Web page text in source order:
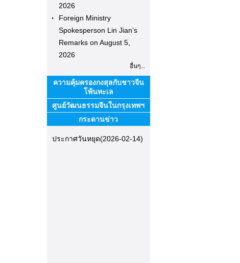
2026
Foreign Ministry
Spokesperson Lin Jian’s
Remarks on August 5,
2026
อื่นๆ...
ความคุ้มครองกงสุลกับชาวจีน
โพ้นทะเล
ศูนย์วัฒนธรรมจีนในกรุงเทพฯ
กระดานข่าว
ประกาศวันหยุด(2026-02-14)